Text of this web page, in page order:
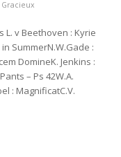
L. v Beethoven : Kyrie
SummerN.W.Gade :
DomineK. Jenkins :
– Ps 42W.A.
: MagnificatC.V.